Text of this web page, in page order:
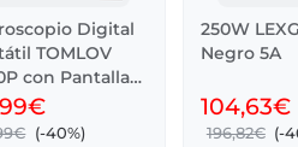
Digital
TOMLOV
con Pantalla
2
(-40%)
250W
Negro 5A
104,63€
196,82€ (-